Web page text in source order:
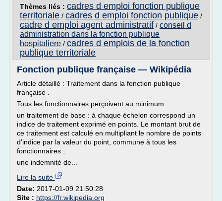
Thèmes liés : cadres d emploi fonction publique
territoriale / cadres d emploi fonction publique /
cadre d emploi agent administratif / conseil d
administration dans la fonction publique
hospitaliere / cadres d emplois de la fonction
publique territoriale
Fonction publique française — Wikipédia
Article détaillé : Traitement dans la fonction publique
française .
Tous les fonctionnaires perçoivent au minimum :
un traitement de base : à chaque échelon correspond un
indice de traitement exprimé en points. Le montant brut de
ce traitement est calculé en multipliant le nombre de points
d'indice par la valeur du point, commune à tous les
fonctionnaires ;
une indemnité de...
Lire la suite
Date: 2017-01-09 21:50:28
Site : https://fr.wikipedia.org